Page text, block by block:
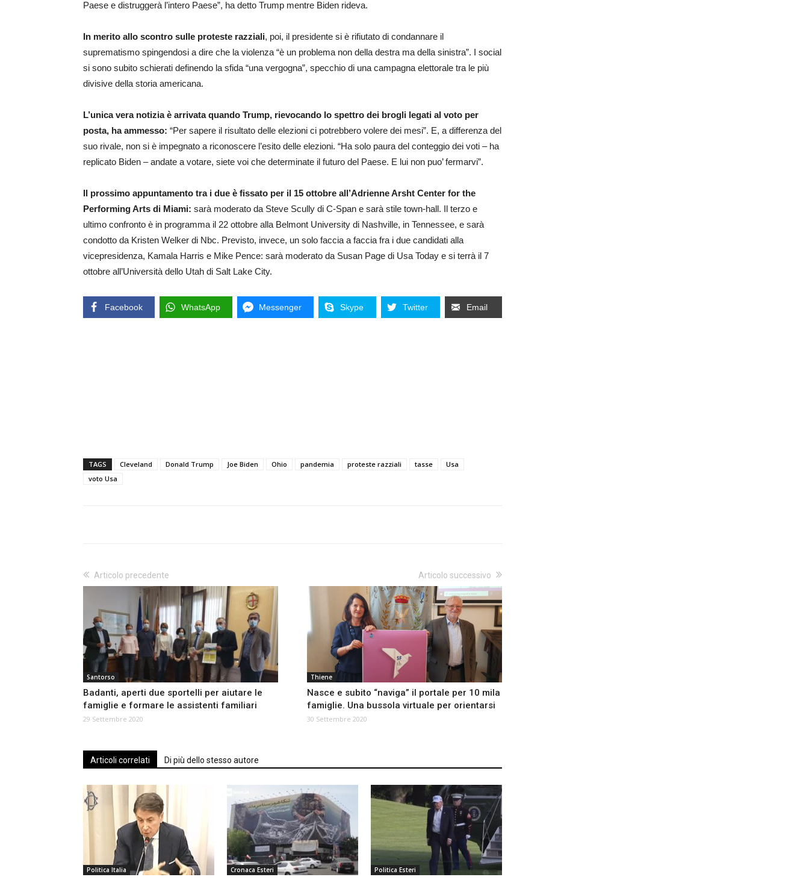
Paese e distruggerà l’intero Paese”, ha detto Trump mentre Biden rideva.
In merito allo scontro sulle proteste razziali, poi, il presidente si è rifiutato di condannare il
suprematismo spingendosi a dire che la violenza “è un problema non della destra ma della sinistra”. I social
si sono subito schierati definendo la sfida “una vergogna”, specchio di una campagna elettorale tra le più
divisive della storia americana.
L’unica vera notizia è arrivata quando Trump, rievocando lo spettro dei brogli legati al voto per
posta, ha ammesso: “Per sapere il risultato delle elezioni ci potrebbero volere dei mesi”. E, a differenza del
suo rivale, non si è impegnato a riconoscere l’esito delle elezioni. “Ha solo paura del conteggio dei voti – ha
replicato Biden – andate a votare, siete voi che determinate il futuro del Paese. E lui non puo’ fermarvi”.
Il prossimo appuntamento tra i due è fissato per il 15 ottobre all’Adrienne Arsht Center for the
Performing Arts di Miami: sarà moderato da Steve Scully di C-Span e sarà stile town-hall. Il terzo e
ultimo confronto è in programma il 22 ottobre alla Belmont University di Nashville, in Tennessee, e sarà
condotto da Kristen Welker di Nbc. Previsto, invece, un solo faccia a faccia fra i due candidati alla
vicepresidenza, Kamala Harris e Mike Pence: sarà moderato da Susan Page di Usa Today e si terrà il 7
ottobre all’Università dello Utah di Salt Lake City.
Facebook WhatsApp Messenger Skype Twitter Email
TAGS Cleveland Donald Trump Joe Biden Ohio pandemia proteste razziali tasse
Usa
voto Usa
Articolo precedente
Santorso
Badanti, aperti due sportelli per aiutare le
famiglie e formare le assistenti familiari
29 Settembre 2020
Articolo successivo
Thiene
Nasce e subito “naviga” il portale per 10 mila
famiglie. Una bussola virtuale per orientarsi
30 Settembre 2020
Articoli correlati Di più dello stesso autore
Politica Italia Cronaca Esteri Politica Esteri